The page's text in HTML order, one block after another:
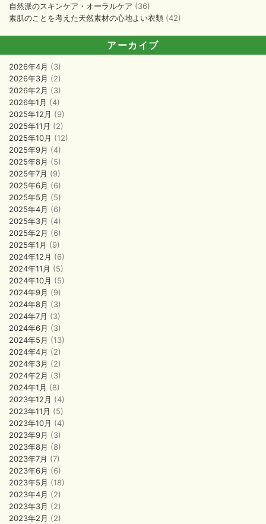
自然派のスキンケア・オーラルケア (36)
素肌のことを考えた天然素材の心地よい衣類 (42)
アーカイブ
2026年4月 (3)
2026年3月 (2)
2026年2月 (3)
2026年1月 (4)
2025年12月 (9)
2025年11月 (2)
2025年10月 (12)
2025年9月 (4)
2025年8月 (5)
2025年7月 (9)
2025年6月 (6)
2025年5月 (5)
2025年4月 (6)
2025年3月 (4)
2025年2月 (6)
2025年1月 (9)
2024年12月 (6)
2024年11月 (5)
2024年10月 (5)
2024年9月 (9)
2024年8月 (3)
2024年7月 (3)
2024年6月 (3)
2024年5月 (13)
2024年4月 (2)
2024年3月 (2)
2024年2月 (3)
2024年1月 (8)
2023年12月 (4)
2023年11月 (5)
2023年10月 (4)
2023年9月 (3)
2023年8月 (8)
2023年7月 (7)
2023年6月 (6)
2023年5月 (18)
2023年4月 (2)
2023年3月 (2)
2023年2月 (2)